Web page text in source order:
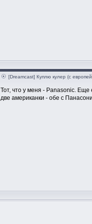
[Dreamcast] Куплю кулер (с
Тот, что у меня - Panasonic.
две американки - обе с